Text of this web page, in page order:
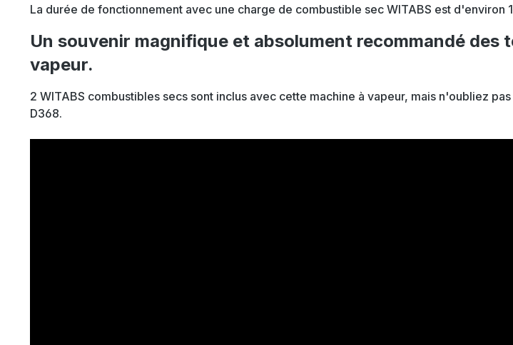
La durée de fonctionnement avec une charge de combustible sec WITABS est d'environ
Un souvenir magnifique et absolument recommandé des
vapeur.
2 WITABS combustibles secs sont inclus avec cette machine à vapeur, mais n'oubliez
D368.